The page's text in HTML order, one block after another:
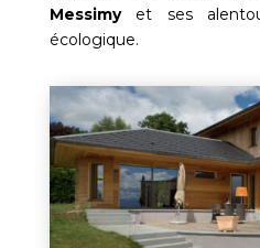
Messimyet ses
écologique.